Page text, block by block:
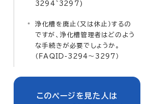
3294~3297)
浄化槽を廃止（又は休止）するの
ですが、浄化槽管理者はどのよう
な手続きが必要でしょうか。
（FAQID-3294～3297）
このページを見た人は